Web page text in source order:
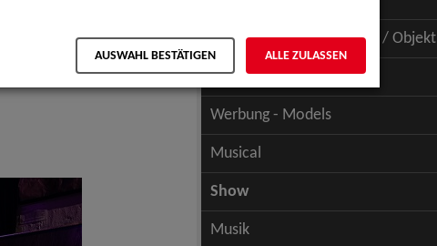
Schauspiel - Figur / Puppe / Objekt
Werbung - Talents
Werbung - Models
Musical
Show
Musik
AUSWAHL BESTÄTIGEN ALLE ZULASSEN